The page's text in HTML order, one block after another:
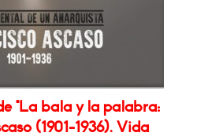
"La bala y la palabra:
(1901-1936). Vida